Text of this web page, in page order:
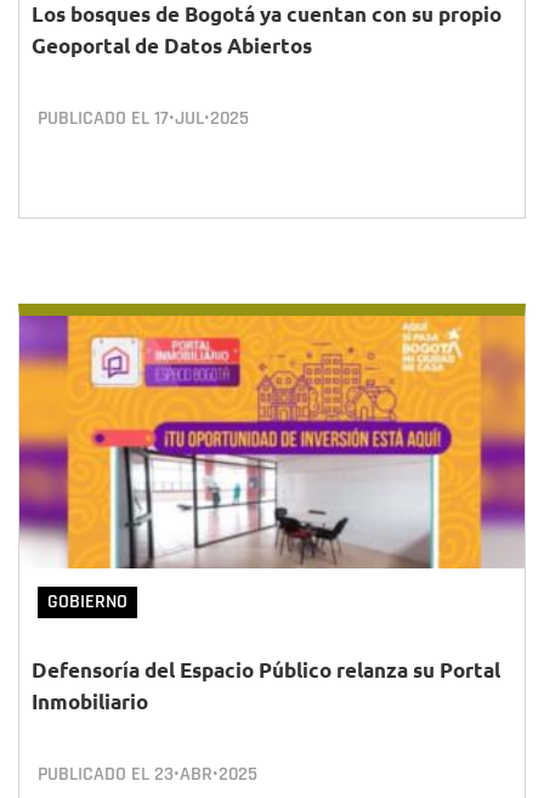
Los bosques de Bogotá ya cuentan con su propio
Geoportal de Datos Abiertos
PUBLICADO EL17•JUL•2025
GOBIERNO
Defensoría del Espacio Público relanza su Portal
Inmobiliario
PUBLICADO EL 23•ABR•2025